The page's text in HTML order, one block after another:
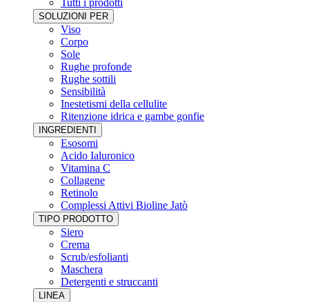
Tutti i prodotti
SOLUZIONI PER
Viso
Corpo
Sole
Rughe profonde
Rughe sottili
Sensibilità
Inestetismi della cellulite
Ritenzione idrica e gambe gonfie
INGREDIENTI
Esosomi
Acido Ialuronico
Vitamina C
Collagene
Retinolo
Complessi Attivi Bioline Jatò
TIPO PRODOTTO
Siero
Crema
Scrub/esfolianti
Maschera
Detergenti e struccanti
LINEA